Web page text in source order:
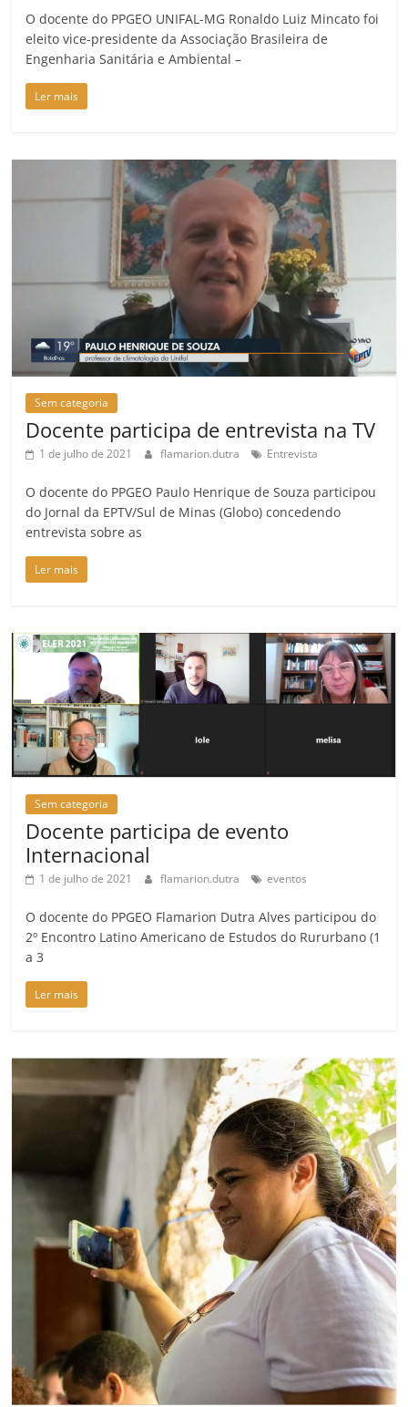
O docente do PPGEO UNIFAL-MG Ronaldo Luiz Mincato foi
eleito vice-presidente da Associação Brasileira de
Engenharia Sanitária e Ambiental –
Ler mais
Sem categoria
Docente participa de entrevista na TV
1 de julho de 2021 flamarion.dutra Entrevista
O docente do PPGEO Paulo Henrique de Souza participou
do Jornal da EPTV/Sul de Minas (Globo) concedendo
entrevista sobre as
Ler mais
Sem categoria
Docente participa de evento
Internacional
1 de julho de 2021 flamarion.dutra eventos
O docente do PPGEO Flamarion Dutra Alves participou do
2º Encontro Latino Americano de Estudos do Rururbano (1
a 3
Ler mais